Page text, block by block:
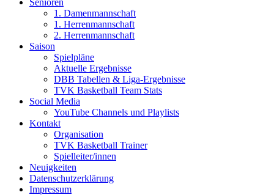
Senioren
1. Damenmannschaft
1. Herrenmannschaft
2. Herrenmannschaft
Saison
Spielpläne
Aktuelle Ergebnisse
DBB Tabellen & Liga-Ergebnisse
TVK Basketball Team Stats
Social Media
YouTube Channels und Playlists
Kontakt
Organisation
TVK Basketball Trainer
Spielleiter/innen
Neuigkeiten
Datenschutzerklärung
Impressum